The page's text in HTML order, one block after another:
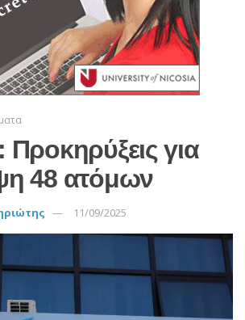
για
48 ατόμων
11/09/2025